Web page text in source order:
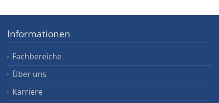
Informationen
Fachbereiche
Über uns
Karriere